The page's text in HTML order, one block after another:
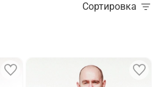
Сортировка